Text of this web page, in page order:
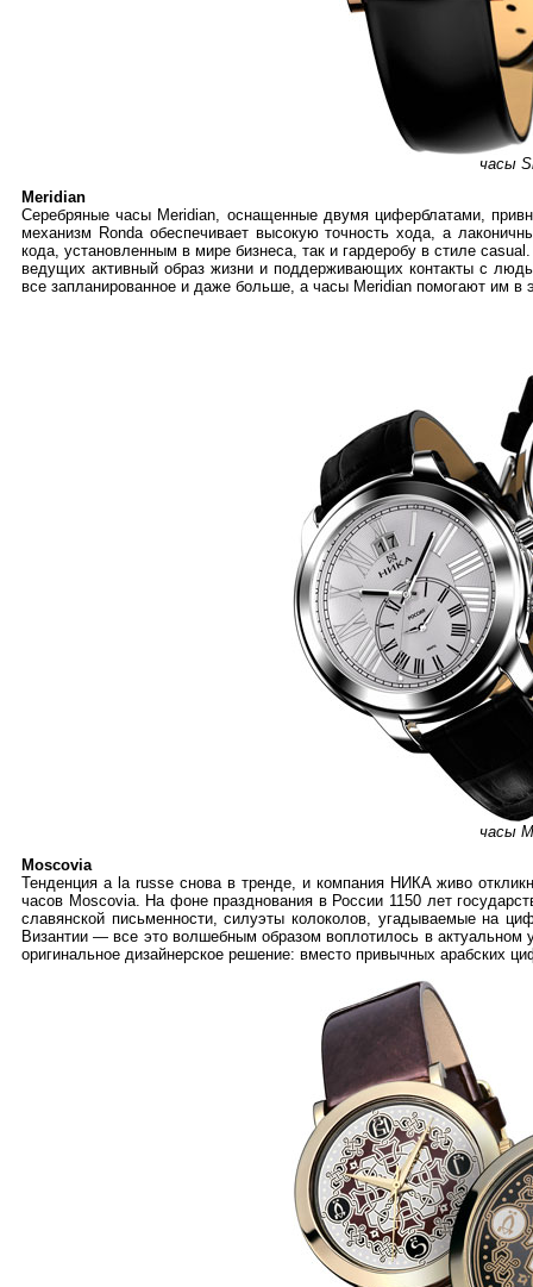
часы
Meridian
Серебряные часы Meridian, оснащенные двумя циферблатами,
механизм Ronda обеспечивает высокую точность хода, а
кода, установленным в мире бизнеса, так и гардеробу в стиле
ведущих активный образ жизни и поддерживающих контакты с
все запланированное и даже больше, а часы Meridian помогают им в
часы
Moscovia
Тенденция a la russe снова в тренде, и компания НИКА живо
часов Moscovia. На фоне празднования в России 1150 лет
славянской письменности, силуэты колоколов, угадываемые на
Византии — все это волшебным образом воплотилось в актуальном
оригинальное дизайнерское решение: вместо привычных арабских